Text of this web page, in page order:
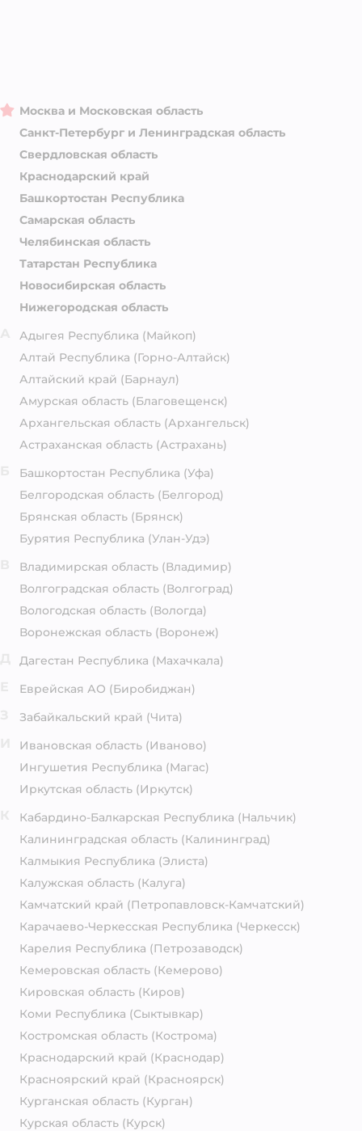
Москва и Московская область
Санкт-Петербург и Ленинградская область
Свердловская область
Краснодарский край
Башкортостан Республика
Самарская область
Челябинская область
Татарстан Республика
Новосибирская область
Нижегородская область
Адыгея Республика (Майкоп)
Алтай Республика (Горно-Алтайск)
Алтайский край (Барнаул)
Амурская область (Благовещенск)
Архангельская область (Архангельск)
Астраханская область (Астрахань)
Башкортостан Республика (Уфа)
Белгородская область (Белгород)
Брянская область (Брянск)
Бурятия Республика (Улан-Удэ)
Владимирская область (Владимир)
Волгоградская область (Волгоград)
Вологодская область (Вологда)
Воронежская область (Воронеж)
Дагестан Республика (Махачкала)
Еврейская АО (Биробиджан)
Забайкальский край (Чита)
Ивановская область (Иваново)
Ингушетия Республика (Магас)
Иркутская область (Иркутск)
Кабардино-Балкарская Республика (Нальчик)
Калининградская область (Калининград)
Калмыкия Республика (Элиста)
Калужская область (Калуга)
Камчатский край (Петропавловск-Камчатский)
Карачаево-Черкесская Республика (Черкесск)
Карелия Республика (Петрозаводск)
Кемеровская область (Кемерово)
Кировская область (Киров)
Коми Республика (Сыктывкар)
Костромская область (Кострома)
Краснодарский край (Краснодар)
Красноярский край (Красноярск)
Курганская область (Курган)
Курская область (Курск)